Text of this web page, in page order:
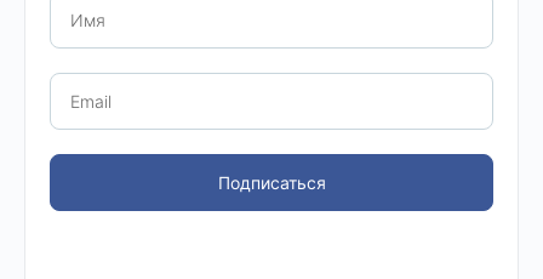
Подписаться